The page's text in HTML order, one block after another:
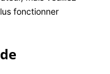
fonctionner